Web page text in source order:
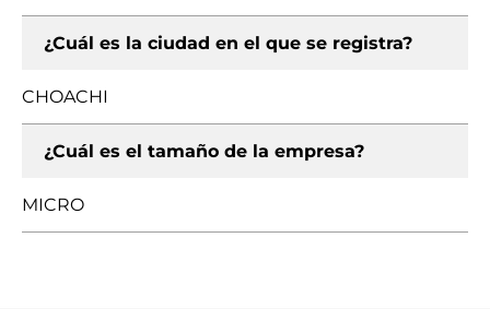
¿Cuál es la ciudad en el que se registra?
CHOACHI
¿Cuál es el tamaño de la empresa?
MICRO